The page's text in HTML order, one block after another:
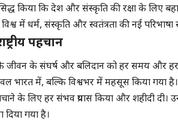
किया कि देश और संस्कृति की रक्षा के लिए
में धर्म, संस्कृति और स्वतंत्रता की नई परिभाषा
पहचान
जीवन के संघर्ष और बलिदान को हर समय और
भारत में, बल्कि विश्वभर में महसूस किया गया
के लिए हर संभव प्रयास किया और शहीदी
गया है।